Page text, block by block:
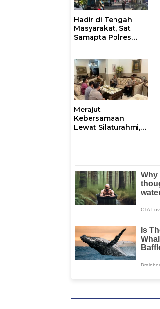
Hadir di Tengah
Masyarakat, Sat
Samapta Polres
Pagi
Merajut
Kebersamaan
Lewat Silaturahmi,